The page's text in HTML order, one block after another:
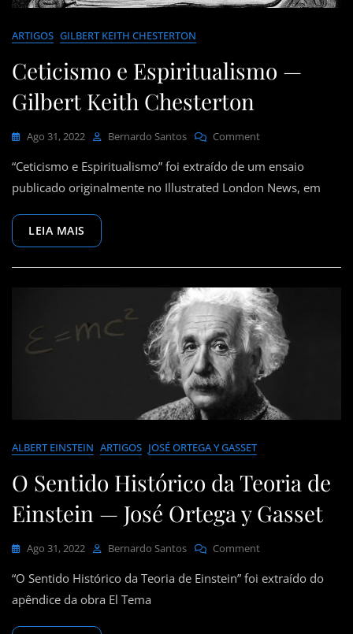
ARTIGOS GILBERT KEITH CHESTERTON
Ceticismo e Espiritualismo —
Gilbert Keith Chesterton
Ago 31, 2022 Bernardo Santos CommentOn
E
Espiritualismo
“Ceticismo e Espiritualismo” foi extraído de um ensaio
publicado originalmente no Illustrated London News, em
LEIA MAIS
ALBERT EINSTEIN ARTIGOS JOSÉ ORTEGA Y GASSET
O Sentido Histórico da Teoria de
Einstein — José Ortega y Gasset
Ago 31, 2022 Bernardo Santos CommentOn
Sentido
“O Sentido Histórico da Teoria de Einstein” foi extraído do
apêndice da obra El Tema